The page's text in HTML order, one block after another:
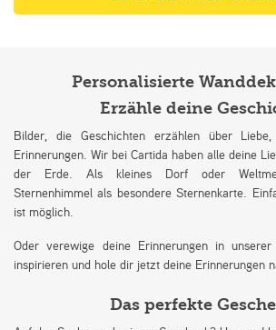
Personalisierte
Erzähle deine
Bilder, die Geschichten erzählen über
Erinnerungen. Wir bei Cartida haben alle deine
der Erde. Als kleines Dorf oder
Sternenhimmel als besondere Sternenkarte.
ist möglich.
Oder verewige deine Erinnerungen in
inspirieren und hole dir jetzt deine Erinnerungen
Das perfekte